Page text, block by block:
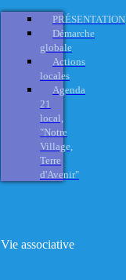
PRÉSENTATION
Démarche
globale
Actions
locales
Agenda
21
local,
"Notre
Village,
Terre
d'Avenir"
Vie associative